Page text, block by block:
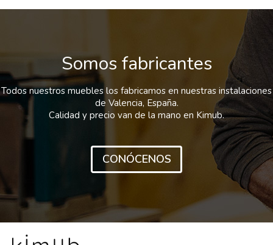
Somos fabricantes
Todos nuestros muebles los fabricamos en nuestras instalaciones
de Valencia, España.
Calidad y precio van de la mano en Kimub.
CONÓCENOS